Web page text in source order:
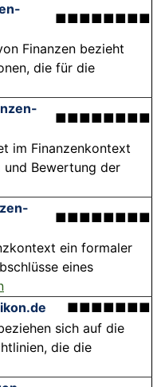
■■■■■■■■
Finanzen bezieht
die für die
■■■■■■■■
im Finanzenkontext
Bewertung der
■■■■■■■■
ein formaler
eines
■■■■■■■
sich auf die
die die